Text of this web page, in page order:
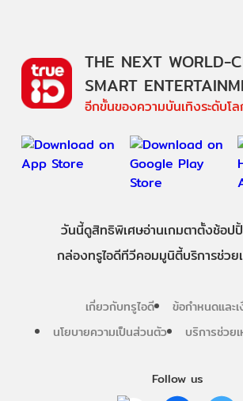
Follow us
THE NEXT WORLD-
SMART
อีกขั้นของความบันเทิงระดับโ
วันนี้ดูสิทธิพิเศษอ่านเกมตาตั้งช้อป
กล่องทรูไอดีทีวีคอมมูนิตี้บริการช่วย
เกี่ยวกับทรูไอดี
ข้อกำหนดและเ
นโยบายความเป็นส่วนตัว
บริการช่วย